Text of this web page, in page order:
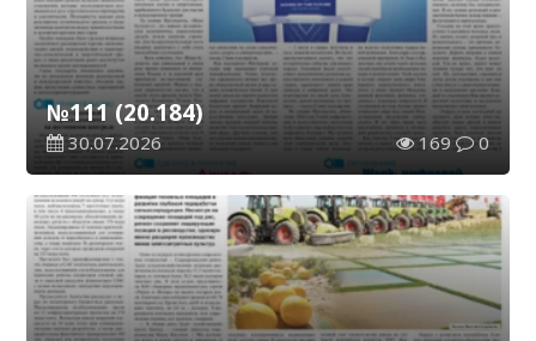
№111 (20.184)
30.07.2026 169 0